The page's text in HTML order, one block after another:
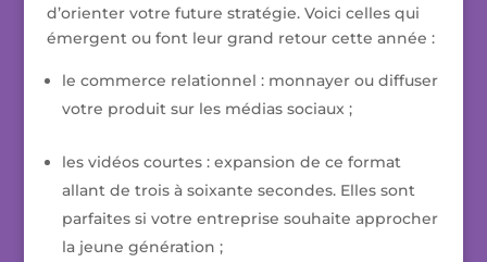
d’orienter votre future stratégie. Voici celles qui
émergent ou font leur grand retour cette année :
le commerce relationnel : monnayer ou diffuser
votre produit sur les médias sociaux ;
les vidéos courtes : expansion de ce format
allant de trois à soixante secondes. Elles sont
parfaites si votre entreprise souhaite approcher
la jeune génération ;